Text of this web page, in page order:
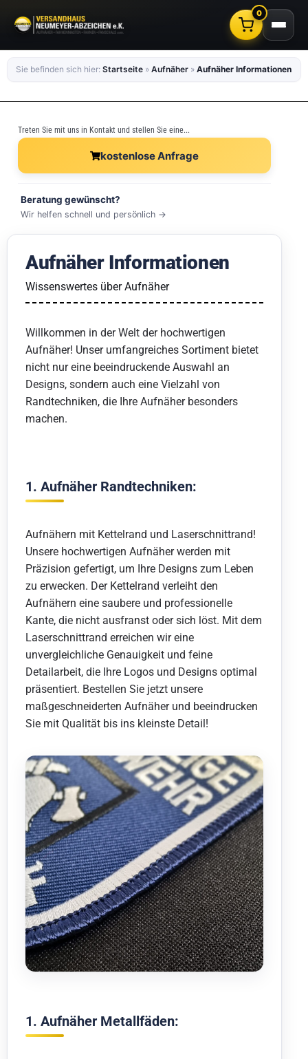
0
Sie befinden sich hier: Startseite » Aufnäher » Aufnäher Informationen
Treten Sie mit uns in Kontakt und stellen Sie eine...
kostenlose Anfrage
Beratung gewünscht?
Wir helfen schnell und persönlich →
Aufnäher Informationen
Wissenswertes über Aufnäher
Willkommen in der Welt der hochwertigen
Aufnäher! Unser umfangreiches Sortiment bietet
nicht nur eine beeindruckende Auswahl an
Designs, sondern auch eine Vielzahl von
Randtechniken, die Ihre Aufnäher besonders
machen.
1. Aufnäher Randtechniken:
Aufnähern mit Kettelrand und Laserschnittrand!
Unsere hochwertigen Aufnäher werden mit
Präzision gefertigt, um Ihre Designs zum Leben
zu erwecken. Der Kettelrand verleiht den
Aufnähern eine saubere und professionelle
Kante, die nicht ausfranst oder sich löst. Mit dem
Laserschnittrand erreichen wir eine
unvergleichliche Genauigkeit und feine
Detailarbeit, die Ihre Logos und Designs optimal
präsentiert. Bestellen Sie jetzt unsere
maßgeschneiderten Aufnäher und beeindrucken
Sie mit Qualität bis ins kleinste Detail!
1. Aufnäher Metallfäden: